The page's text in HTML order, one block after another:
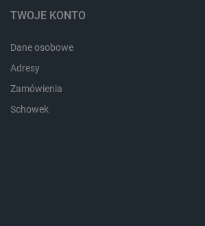
TWOJE KONTO
Dane osobowe
Adresy
Zamówienia
Schowek